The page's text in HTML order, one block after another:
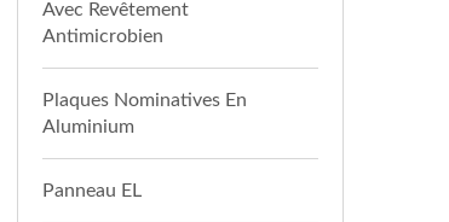
Avec Revêtement
Antimicrobien
Plaques Nominatives En
Aluminium
Panneau EL